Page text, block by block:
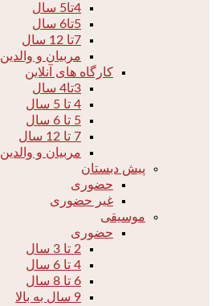
4تا5 سال
5تا6 سال
7تا 12 سال
مربیان و والدین
کارگاه های آنلاین
3تا4 سال
4 تا 5 سال
5 تا 6 سال
7 تا 12 سال
مربیان و والدین
پیش دبستان
حضوری
غیر حضوری
موسیقی
حضوری
2 تا 3 سال
4 تا 6 سال
6 تا 8 سال
9 سال به بالا